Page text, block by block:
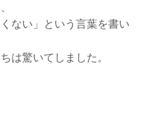
ない」という言葉を書い
は驚いてしました。